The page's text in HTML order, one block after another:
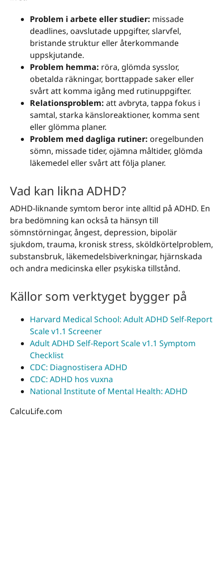
Problem i arbete eller studier: missade
deadlines, oavslutade uppgifter, slarvfel,
bristande struktur eller återkommande
uppskjutande.
Problem hemma: röra, glömda sysslor,
obetalda räkningar, borttappade saker eller
svårt att komma igång med rutinuppgifter.
Relationsproblem: att avbryta, tappa fokus i
samtal, starka känsloreaktioner, komma sent
eller glömma planer.
Problem med dagliga rutiner: oregelbunden
sömn, missade tider, ojämna måltider, glömda
läkemedel eller svårt att följa planer.
Vad kan likna ADHD?
ADHD-liknande symtom beror inte alltid på ADHD. En
bra bedömning kan också ta hänsyn till
sömnstörningar, ångest, depression, bipolär
sjukdom, trauma, kronisk stress, sköldkörtelproblem,
substansbruk, läkemedelsbiverkningar, hjärnskada
och andra medicinska eller psykiska tillstånd.
Källor som verktyget bygger på
Harvard Medical School: Adult ADHD Self-Report
Scale v1.1 Screener
Adult ADHD Self-Report Scale v1.1 Symptom
Checklist
CDC: Diagnostisera ADHD
CDC: ADHD hos vuxna
National Institute of Mental Health: ADHD
CalcuLife.com